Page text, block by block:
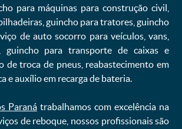
para máquinas para construção civil,
guincho para tratores, guincho
de auto socorro para veículos, vans,
guincho para transporte de caixas e
de troca de pneus, reabastecimento em
e auxílio em recarga de bateria. ㅤㅤ
Paranátrabalhamos com excelência na
de reboque, nossos profissionais são